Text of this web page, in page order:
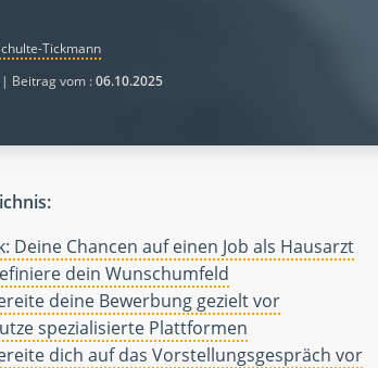
Tickmann
| Beitrag vom :06.10.2025
Deine Chancen auf einen Job als Hausarzt
dein Wunschumfeld
deine Bewerbung gezielt vor
spezialisierte Plattformen
dich auf das Vorstellungsgespräch vor